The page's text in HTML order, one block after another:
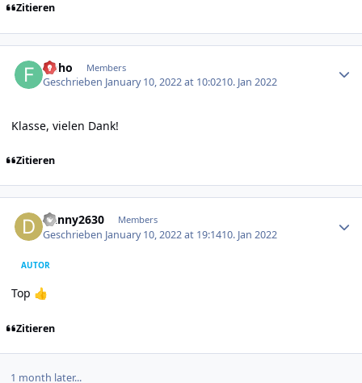
Zitieren
floho Members
Geschrieben January 10, 2022 at 10:0210. Jan 2022
Klasse, vielen Dank!
Zitieren
Danny2630 Members
Geschrieben January 10, 2022 at 19:1410. Jan 2022
AUTOR
Top 👍
Zitieren
1 month later...